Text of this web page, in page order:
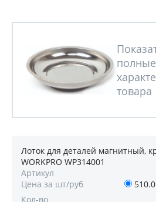
Лоток для деталей магнитный,
WORKPRO WP314001
Артикул
Цена за шт/руб
510.0
Кол-во